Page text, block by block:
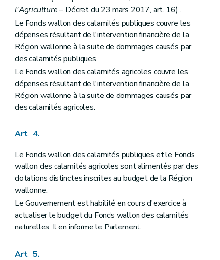
Art. 72
Art. 73
Art. 74
Art. 75
Art. 76
Art. 77
Art. 78
Art. 79
Art. 80
Art. 81
Art. 82
Art. 83
Art. 87
Art. 88
Art. 89
Art. 90
Art. 91
Art. 92
Art. 93
Art. 94
Art. 95
l'Agriculture– Décret du 23 mars 2017, art. 16) .
Le Fonds wallon des calamités publiques couvre les
dépenses résultant de l'intervention financière de la
Région wallonne à la suite de dommages causés par
des calamités publiques.
Le Fonds wallon des calamités agricoles couvre les
dépenses résultant de l'intervention financière de la
Région wallonne à la suite de dommages causés par
des calamités agricoles.
Art. 4.
Le Fonds wallon des calamités publiques et le Fonds
wallon des calamités agricoles sont alimentés par des
dotations distinctes inscrites au budget de la Région
wallonne.
Le Gouvernement est habilité en cours d'exercice à
actualiser le budget du Fonds wallon des calamités
naturelles. Il en informe le Parlement.
Art. 5.